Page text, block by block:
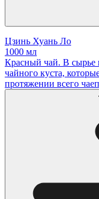
Цзинь Хуань Ло
1000 мл
Красный чай. В сырье
чайного куста,
протяжении всего